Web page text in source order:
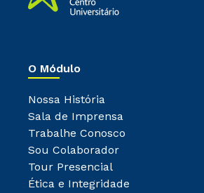
O Módulo
Nossa História
Sala de Imprensa
Trabalhe Conosco
Sou Colaborador
Tour Presencial
Ética e Integridade